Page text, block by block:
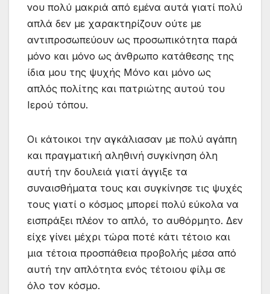
νου πολύ μακριά από εμένα αυτά γιατί πολύ
απλά δεν με χαρακτηρίζουν ούτε με
αντιπροσωπεύουν ως προσωπικότητα παρά
μόνο και μόνο ως άνθρωπο κατάθεσης της
ίδια μου της ψυχής Μόνο και μόνο ως
απλός πολίτης και πατριώτης αυτού του
Ιερού τόπου.
Οι κάτοικοι την αγκάλιασαν με πολύ αγάπη
και πραγματική αληθινή συγκίνηση όλη
αυτή την δουλειά γιατί άγγιξε τα
συναισθήματα τους και συγκίνησε τις ψυχές
τους γιατί ο κόσμος μπορεί πολύ εύκολα να
εισπράξει πλέον το απλό, το αυθόρμητο. Δεν
είχε γίνει μέχρι τώρα ποτέ κάτι τέτοιο και
μια τέτοια προσπάθεια προβολής μέσα από
αυτή την απλότητα ενός τέτοιου φίλμ σε
όλο τον κόσμο.